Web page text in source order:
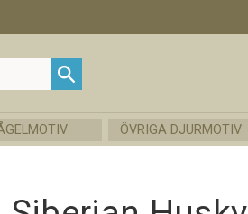
ÖVRIGA DJURMOTIV